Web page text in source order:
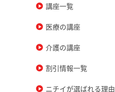
講座一覧
医療の講座
介護の講座
割引情報一覧
ニチイが選ばれる理由